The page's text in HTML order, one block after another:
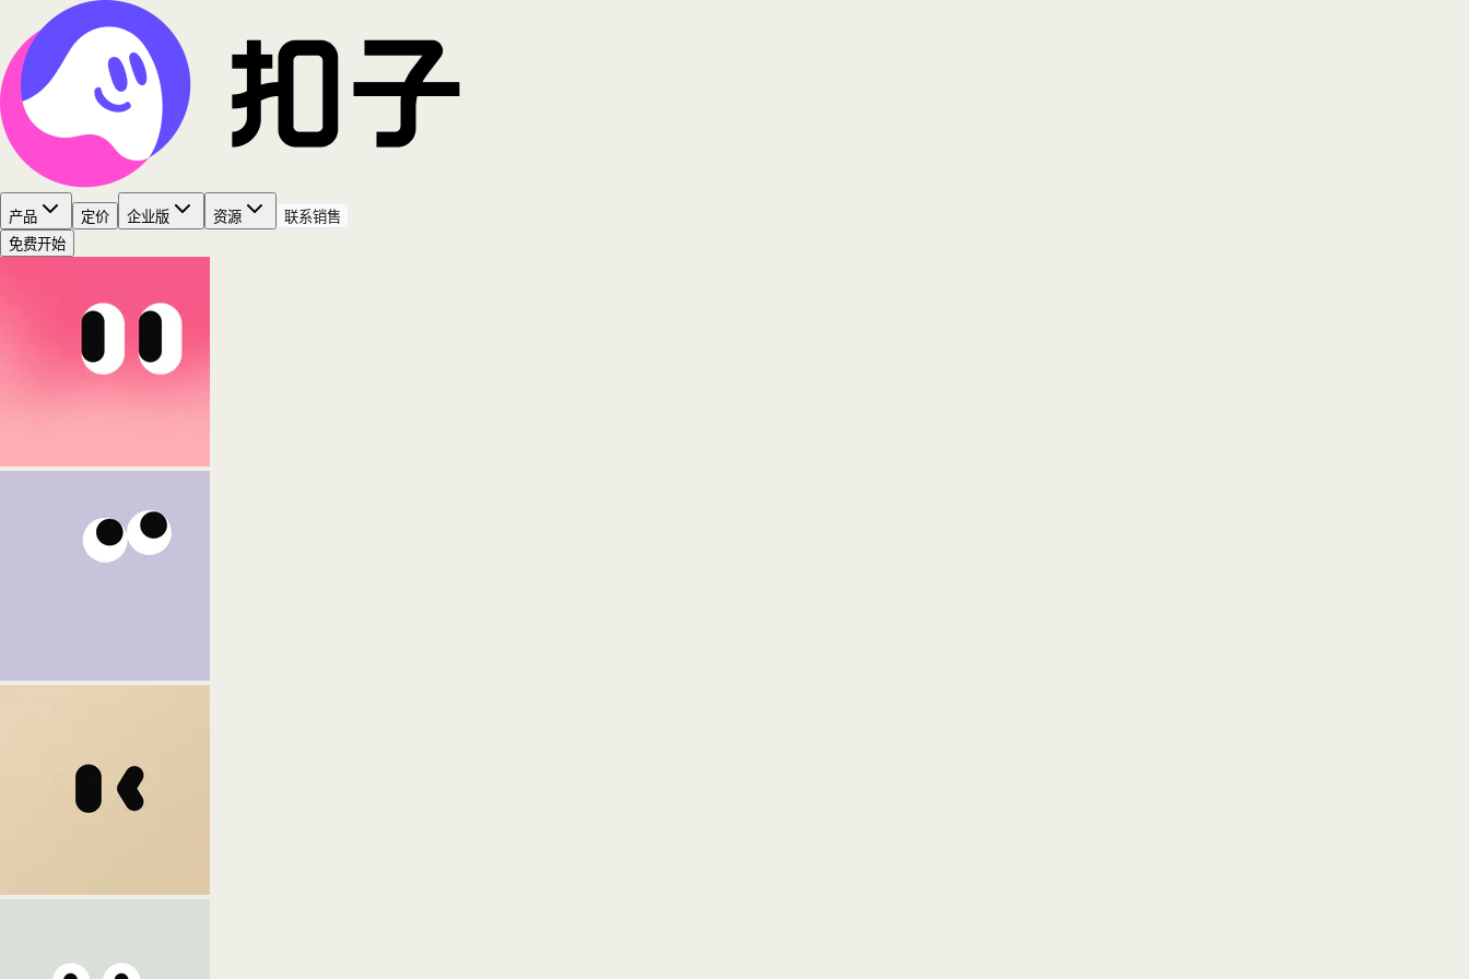
产品 定价 企业版 资源
联系销售
免费开始